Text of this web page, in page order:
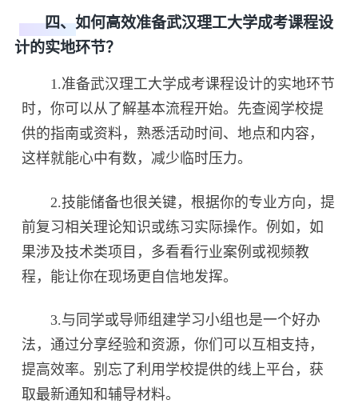
四、如何高效准备武汉理工大学成考课程设
计的实地环节？
1.准备武汉理工大学成考课程设计的实地环节
时，你可以从了解基本流程开始。先查阅学校提
供的指南或资料，熟悉活动时间、地点和内容，
这样就能心中有数，减少临时压力。
2.技能储备也很关键，根据你的专业方向，提
前复习相关理论知识或练习实际操作。例如，如
果涉及技术类项目，多看看行业案例或视频教
程，能让你在现场更自信地发挥。
3.与同学或导师组建学习小组也是一个好办
法，通过分享经验和资源，你们可以互相支持，
提高效率。别忘了利用学校提供的线上平台，获
取最新通知和辅导材料。